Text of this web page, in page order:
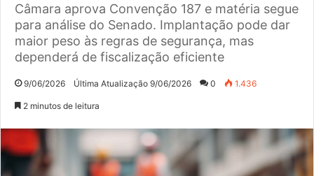
Câmara aprova Convenção 187 e matéria segue
para análise do Senado. Implantação pode dar
maior peso às regras de segurança, mas
dependerá de fiscalização eficiente
9/06/2026 Última Atualização 9/06/2026 0 1.436
2 minutos de leitura